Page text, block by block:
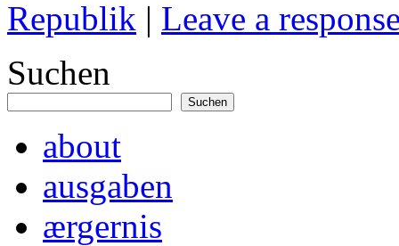
Republik | Leave a
Suchen
Suchen
about
ausgaben
ærgernis